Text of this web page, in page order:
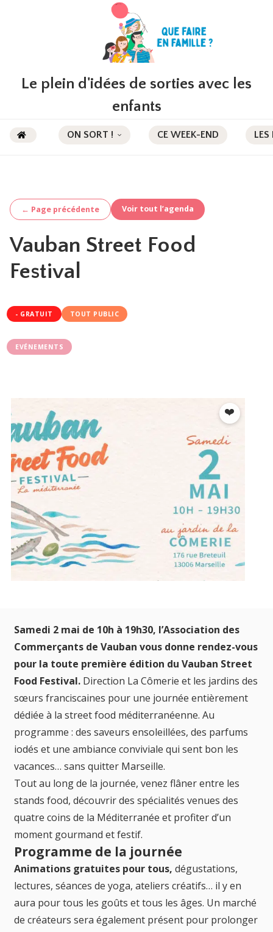
Le plein d'idées de sorties avec les
enfants
ON SORT ! CE WEEK-END LES
← Page précédente Voir tout l’agenda
Vauban Street Food
Festival
- GRATUIT TOUT PUBLIC
EVÉNEMENTS
Samedi 2 mai de 10h à 19h30, l’Association des
Commerçants de Vauban vous donne rendez-vous
pour la toute première édition du Vauban Street
Food Festival. Direction La Cômerie et les jardins des
sœurs franciscaines pour une journée entièrement
dédiée à la street food méditerranéenne. Au
programme : des saveurs ensoleillées, des parfums
iodés et une ambiance conviviale qui sent bon les
vacances… sans quitter Marseille.
Tout au long de la journée, venez flâner entre les
stands food, découvrir des spécialités venues des
quatre coins de la Méditerranée et profiter d’un
moment gourmand et festif.
Programme de la journée
Animations gratuites pour tous, dégustations,
lectures, séances de yoga, ateliers créatifs… il y en
aura pour tous les goûts et tous les âges. Un marché
de créateurs sera également présent pour prolonger